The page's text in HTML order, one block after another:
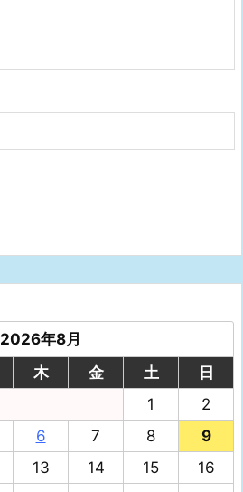
2026年8月
木 金 土
日
1
2
6 7 8
9
13 14 15
16